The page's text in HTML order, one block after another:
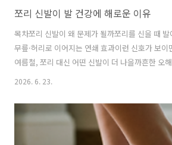
쪼리 신발이 발 건강에 해로운 이유
목차쪼리 신발이 왜 문제가 될까쪼리를 신을 때
무릎·허리로 이어지는 연쇄 효과이런 신호가 보
여름철, 쪼리 대신 어떤 신발이 더 나을까흔한 오
질문한 줄 요약쪼리 신발은 발가락으로 끈을 붙잡
까지 이어지는 미세한 무너짐을 남길 수 있습니다
쪽에서 쪼리가 다시 꺼내집니다. 가볍고, 시원하고
요. 그러나 “편하다”는 첫인상과 달리, 쪼리는 발
2026. 6. 23.